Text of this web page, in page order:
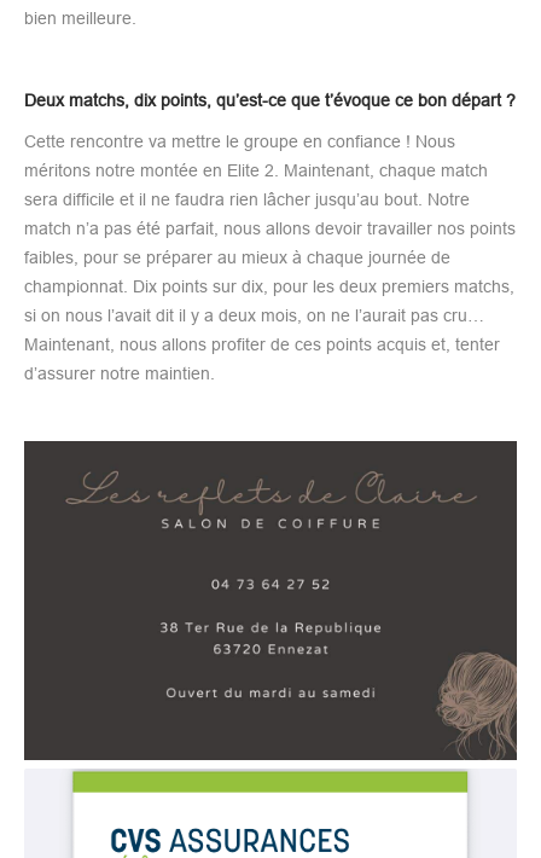
bien meilleure.
Deux matchs, dix points, qu’est-ce que t’évoque ce bon départ ?
Cette rencontre va mettre le groupe en confiance ! Nous
méritons notre montée en Elite 2. Maintenant, chaque match
sera difficile et il ne faudra rien lâcher jusqu’au bout. Notre
match n’a pas été parfait, nous allons devoir travailler nos points
faibles, pour se préparer au mieux à chaque journée de
championnat. Dix points sur dix, pour les deux premiers matchs,
si on nous l’avait dit il y a deux mois, on ne l’aurait pas cru…
Maintenant, nous allons profiter de ces points acquis et, tenter
d’assurer notre maintien.